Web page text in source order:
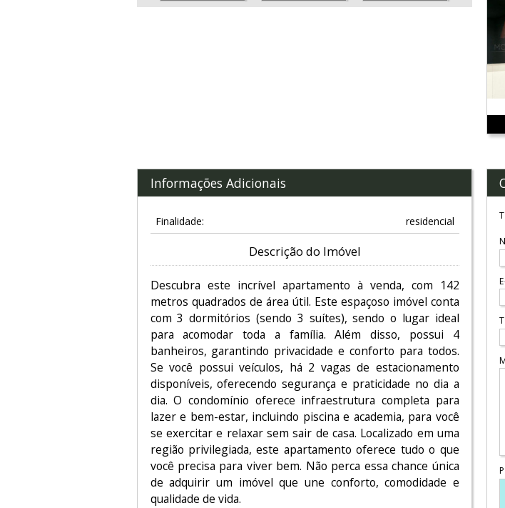
Informações Adicionais
Finalidade: residencial
Descrição do Imóvel
Descubra este incrível apartamento à venda, com 142
metros quadrados de área útil. Este espaçoso imóvel conta
com 3 dormitórios (sendo 3 suítes), sendo o lugar ideal
para acomodar toda a família. Além disso, possui 4
banheiros, garantindo privacidade e conforto para todos.
Se você possui veículos, há 2 vagas de estacionamento
disponíveis, oferecendo segurança e praticidade no dia a
dia. O condomínio oferece infraestrutura completa para
lazer e bem-estar, incluindo piscina e academia, para você
se exercitar e relaxar sem sair de casa. Localizado em uma
região privilegiada, este apartamento oferece tudo o que
você precisa para viver bem. Não perca essa chance única
de adquirir um imóvel que une conforto, comodidade e
qualidade de vida.